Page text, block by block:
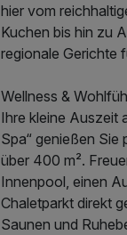
hier vom
Kuchen bis hin zu
regionale Gerichte
Wellness &
Ihre kleine Auszeit
Spa“ genießen Sie
über 400 m².
Innenpool, einen
Chaletparkt direkt
Saunen und